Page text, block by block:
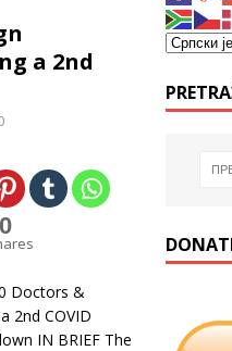
a 2nd
0
&
2nd COVID
IN BRIEF The